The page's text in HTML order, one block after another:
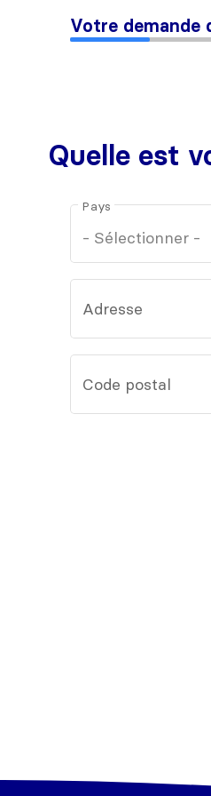
Votre demande
Quelle est
Pays
Adresse
Code postal